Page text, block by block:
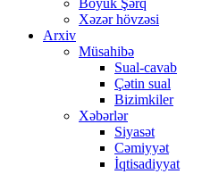
Böyük Şərq
Xəzər hövzəsi
Arxiv
Müsahibə
Sual-cavab
Çətin sual
Bizimkiler
Xəbərlər
Siyasət
Cəmiyyət
İqtisadiyyat